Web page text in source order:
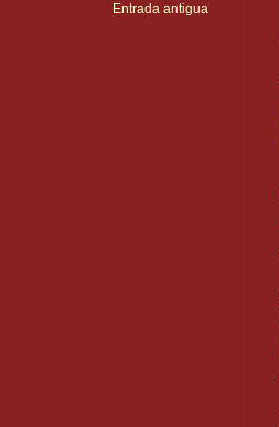
Entrada antigua